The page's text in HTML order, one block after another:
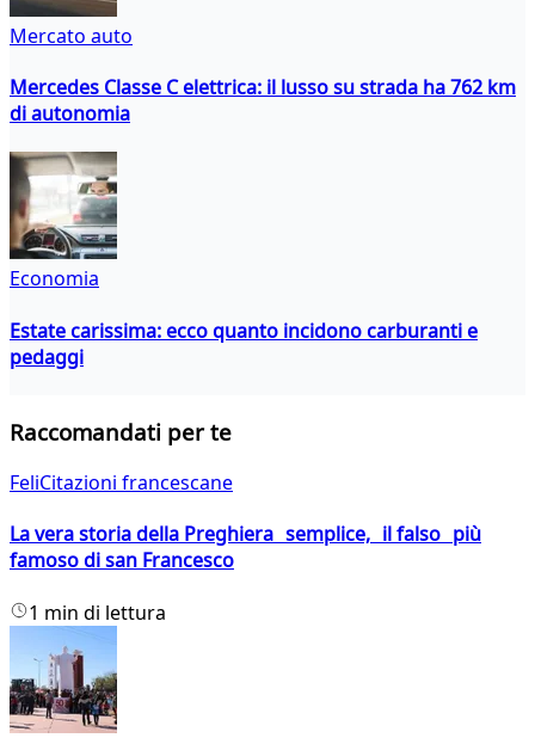
Mercato auto
Mercedes Classe C elettrica: il lusso su strada ha 762 km
di autonomia
Economia
Estate carissima: ecco quanto incidono carburanti e
pedaggi
Raccomandati per te
FeliCitazioni francescane
La vera storia della Preghiera semplice, il falso più
famoso di san Francesco
1 min di lettura